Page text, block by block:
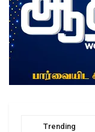
Trending